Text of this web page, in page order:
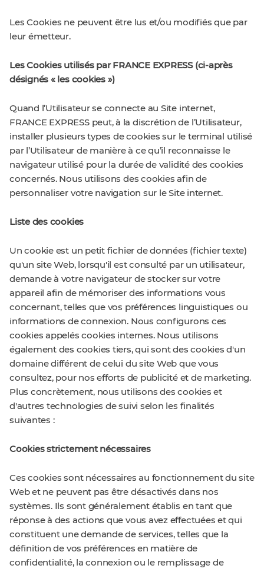
Les Cookies ne peuvent être lus et/ou modifiés que par
leur émetteur.
Les Cookies utilisés par FRANCE EXPRESS (ci-après
désignés « les cookies »)
Quand l’Utilisateur se connecte au Site internet,
FRANCE EXPRESS peut, à la discrétion de l’Utilisateur,
installer plusieurs types de cookies sur le terminal utilisé
par l’Utilisateur de manière à ce qu’il reconnaisse le
navigateur utilisé pour la durée de validité des cookies
concernés. Nous utilisons des cookies afin de
personnaliser votre navigation sur le Site internet.
Liste des cookies
Un cookie est un petit fichier de données (fichier texte)
qu'un site Web, lorsqu'il est consulté par un utilisateur,
demande à votre navigateur de stocker sur votre
appareil afin de mémoriser des informations vous
concernant, telles que vos préférences linguistiques ou
informations de connexion. Nous configurons ces
cookies appelés cookies internes. Nous utilisons
également des cookies tiers, qui sont des cookies d'un
domaine différent de celui du site Web que vous
consultez, pour nos efforts de publicité et de marketing.
Plus concrètement, nous utilisons des cookies et
d'autres technologies de suivi selon les finalités
suivantes :
Cookies strictement nécessaires
Ces cookies sont nécessaires au fonctionnement du site
Web et ne peuvent pas être désactivés dans nos
systèmes. Ils sont généralement établis en tant que
réponse à des actions que vous avez effectuées et qui
constituent une demande de services, telles que la
définition de vos préférences en matière de
confidentialité, la connexion ou le remplissage de